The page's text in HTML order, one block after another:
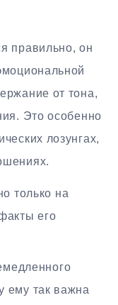
правильно, он
от тона,
Это особенно
лозунгах,
только на
его
ему так важна